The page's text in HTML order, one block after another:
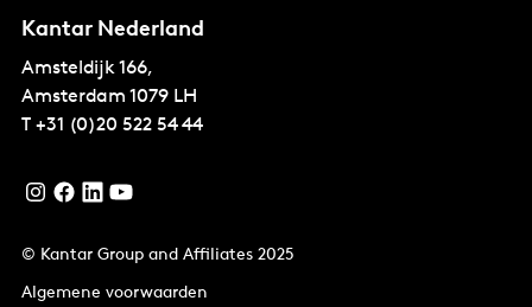
Kantar Nederland
Amsteldijk 166,
Amsterdam 1079 LH
T +31 (0)20 522 54 44
© Kantar Group and Affiliates 2025
Algemene voorwaarden